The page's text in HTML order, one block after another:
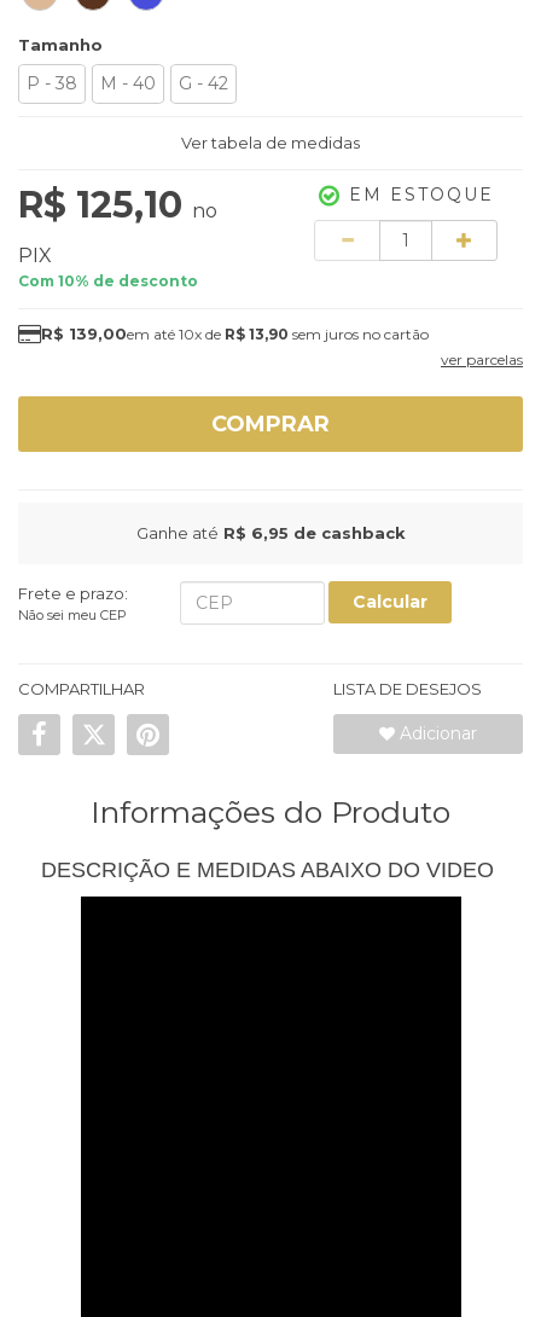
Tamanho
P - 38 M - 40 G - 42
Ver tabela de medidas
R$ 125,10 no
PIX
Com 10% de desconto
EM ESTOQUE
R$ 139,00 10x de R$ 13,90 sem juros
ver parcelas
COMPRAR
Ganhe até R$ 6,95 de cashback
Frete e prazo:
Não sei meu CEP
Calcular
COMPARTILHAR LISTA DE DESEJOS
Adicionar
Informações do Produto
DESCRIÇÃO E MEDIDAS ABAIXO DO VIDEO